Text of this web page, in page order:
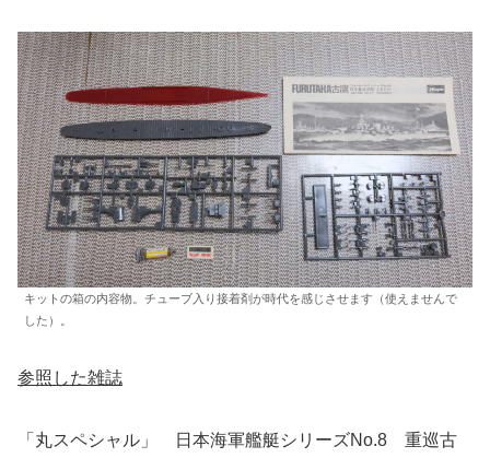
キットの箱の内容物。チューブ入り接着剤が時代を感じさせます（使えませんで
した）。
参照した雑誌
「丸スペシャル」 日本海軍艦艇シリーズNo.8 重巡古